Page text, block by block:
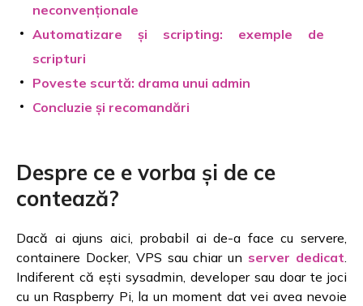
neconvenționale
Automatizare și scripting: exemple de
scripturi
Poveste scurtă: drama unui admin
Concluzie și recomandări
Despre ce e vorba și de ce
contează?
Dacă ai ajuns aici, probabil ai de-a face cu servere,
containere Docker, VPS sau chiar un server dedicat.
Indiferent că ești sysadmin, developer sau doar te joci
cu un Raspberry Pi, la un moment dat vei avea nevoie